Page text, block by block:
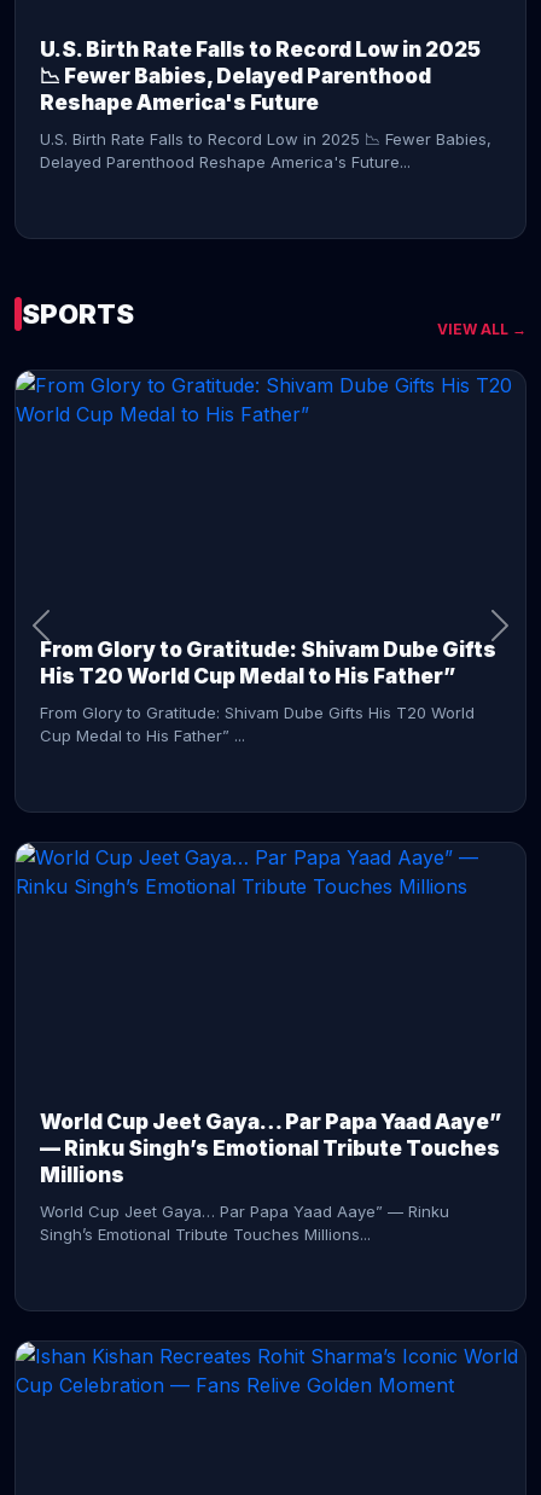
U.S. Birth Rate Falls to Record Low in 2025
📉 Fewer Babies, Delayed Parenthood
Reshape America's Future
U.S. Birth Rate Falls to Record Low in 2025 📉 Fewer Babies,
Delayed Parenthood Reshape America's Future...
SPORTS VIEW ALL →
From Glory to Gratitude: Shivam Dube Gifts
His T20 World Cup Medal to His Father”
From Glory to Gratitude: Shivam Dube Gifts His T20 World
Cup Medal to His Father” ...
World Cup Jeet Gaya… Par Papa Yaad Aaye”
— Rinku Singh’s Emotional Tribute Touches
Millions
World Cup Jeet Gaya… Par Papa Yaad Aaye” — Rinku
Singh’s Emotional Tribute Touches Millions...